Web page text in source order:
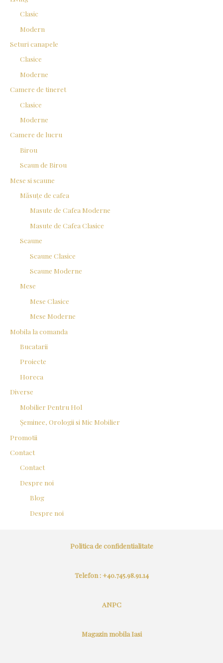
Clasic
Modern
Seturi canapele
Clasice
Moderne
Camere de tineret
Clasice
Moderne
Camere de lucru
Birou
Scaun de Birou
Mese si scaune
Măsuțe de cafea
Masute de Cafea Moderne
Masute de Cafea Clasice
Scaune
Scaune Clasice
Scaune Moderne
Mese
Mese Clasice
Mese Moderne
Mobila la comanda
Bucatarii
Proiecte
Horeca
Diverse
Mobilier Pentru Hol
Șeminee, Orologii si Mic Mobilier
Promotii
Contact
Contact
Despre noi
Blog
Despre noi
Politica de confidentialitate
Telefon : +40.745.98.91.14
ANPC
Magazin mobila Iasi